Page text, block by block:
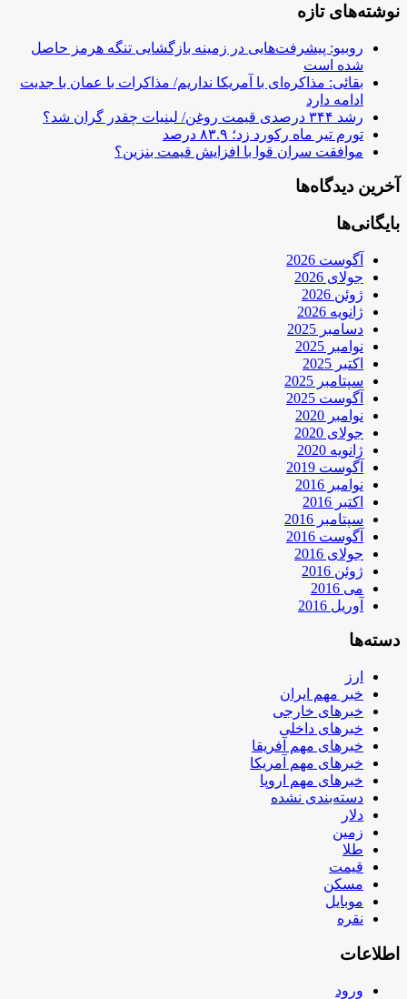
نوشته‌های تازه
روبیو: پیشرفت‌هایی در زمینه بازگشایی تنگه هرمز حاصل
شده است
بقائی: مذاکره‌ای با آمریکا نداریم/ مذاکرات با عمان با جدیت
ادامه دارد
رشد ۳۴۴ درصدی قیمت روغن/ لبنیات چقدر گران شد؟
تورم تیر ماه رکورد زد؛ ۸۳.۹ درصد
موافقت سران قوا با افزایش قیمت بنزین؟
آخرین دیدگاه‌ها
بایگانی‌ها
آگوست 2026
جولای 2026
ژوئن 2026
ژانویه 2026
دسامبر 2025
نوامبر 2025
اکتبر 2025
سپتامبر 2025
آگوست 2025
نوامبر 2020
جولای 2020
ژانویه 2020
آگوست 2019
نوامبر 2016
اکتبر 2016
سپتامبر 2016
آگوست 2016
جولای 2016
ژوئن 2016
می 2016
آوریل 2016
دسته‌ها
ارز
خبر مهم ایران
خبرهای خارجی
خبرهای داخلی
خبرهای مهم آفریقا
خبرهای مهم آمریکا
خبرهای مهم اروپا
دسته‌بندی نشده
دلار
زمین
طلا
قیمت
مسکن
موبایل
نقره
اطلاعات
ورود